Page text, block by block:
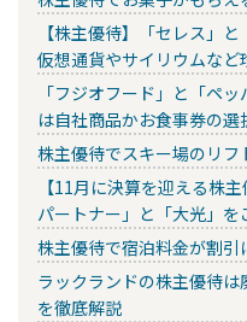
【株主優待】「セレス」
仮想通貨やサイリウムなど
「フジオフード」と「ペ
は自社商品かお食事券の選
株主優待でスキー場のリ
【11月に決算を迎える株
パートナー」と「大光」を
株主優待で宿泊料金が割引
ラックランドの株主優待
を徹底解説